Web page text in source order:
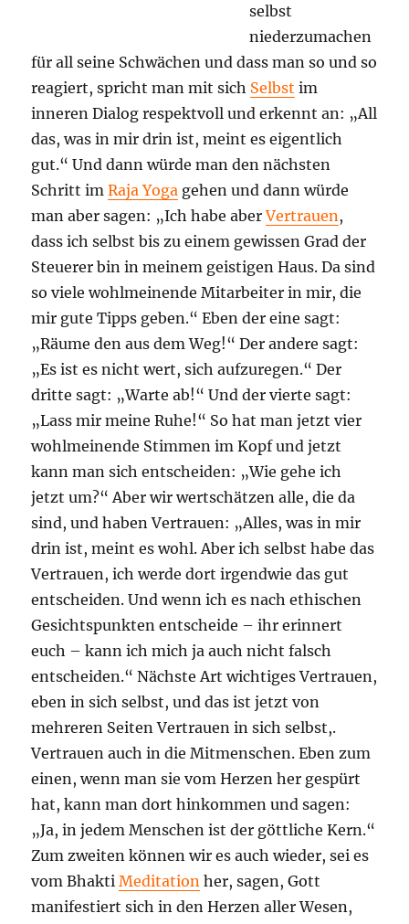
selbst
niederzumachen
für all seine Schwächen und dass man so und so
reagiert, spricht man mit sich Selbst im
inneren Dialog respektvoll und erkennt an: „All
das, was in mir drin ist, meint es eigentlich
gut.“ Und dann würde man den nächsten
Schritt imRaja Yoga gehen und dann würde
man aber sagen: „Ich habe aberVertrauen,
dass ich selbst bis zu einem gewissen Grad der
Steuerer bin in meinem geistigen Haus. Da sind
so viele wohlmeinende Mitarbeiter in mir, die
mir gute Tipps geben.“ Eben der eine sagt:
„Räume den aus dem Weg!“ Der andere sagt:
„Es ist es nicht wert, sich aufzuregen.“ Der
dritte sagt: „Warte ab!“ Und der vierte sagt:
„Lass mir meine Ruhe!“ So hat man jetzt vier
wohlmeinende Stimmen im Kopf und jetzt
kann man sich entscheiden: „Wie gehe ich
jetzt um?“ Aber wir wertschätzen alle, die da
sind, und haben Vertrauen: „Alles, was in mir
drin ist, meint es wohl. Aber ich selbst habe das
Vertrauen, ich werde dort irgendwie das gut
entscheiden. Und wenn ich es nach ethischen
Gesichtspunkten entscheide – ihr erinnert
euch – kann ich mich ja auch nicht falsch
entscheiden.“ Nächste Art wichtiges Vertrauen,
eben in sich selbst, und das ist jetzt von
mehreren Seiten Vertrauen in sich selbst,.
Vertrauen auch in die Mitmenschen. Eben zum
einen, wenn man sie vom Herzen her gespürt
hat, kann man dort hinkommen und sagen:
„Ja, in jedem Menschen ist der göttliche Kern.“
Zum zweiten können wir es auch wieder, sei es
vom BhaktiMeditation her, sagen, Gott
manifestiert sich in den Herzen aller Wesen,